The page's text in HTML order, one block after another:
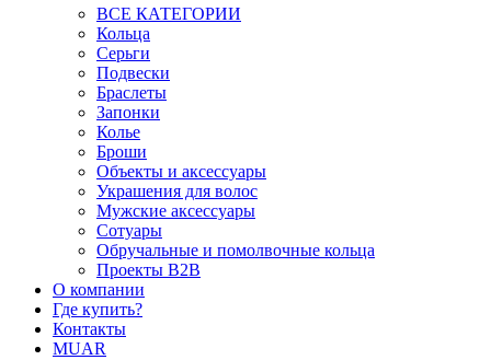
ВСЕ КАТЕГОРИИ
Кольца
Серьги
Подвески
Браслеты
Запонки
Колье
Броши
Объекты и аксессуары
Украшения для волос
Мужские аксессуары
Сотуары
Обручальные и помолвочные кольца
Проекты B2B
О компании
Где купить?
Контакты
MUAR